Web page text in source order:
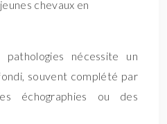
chevaux en
nécessite un
souvent complété par
échographies ou des